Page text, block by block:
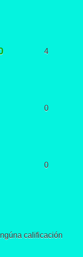
4
0
0
calificación